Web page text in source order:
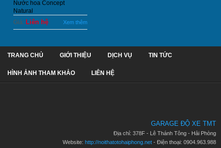
Nước hoa Concept
Natural
Giá: Liên hệ Xem thêm
TRANG CHỦ GIỚI THIỆU DỊCH VỤ TIN TỨC
HÌNH ẢNH THAM KHẢO LIÊN HỆ
GARAGE ĐỘ XE TMT
Địa chỉ: 378F - Lê Thánh Tông - Hải Phòng
Website: http://noithatotohaiphong.net - Điện thoại: 0904.963.988